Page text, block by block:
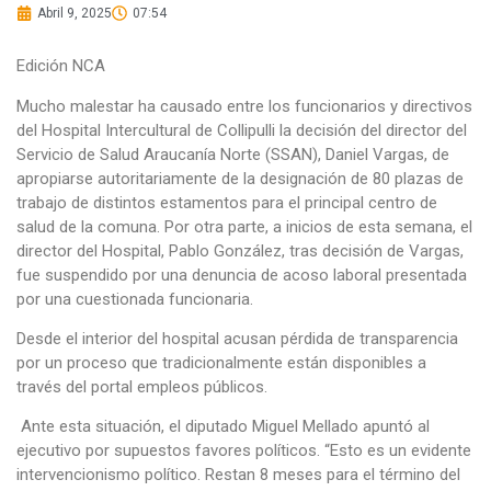
Abril 9, 2025 07:54
Edición NCA
Mucho malestar ha causado entre los funcionarios y directivos
del Hospital Intercultural de Collipulli la decisión del director del
Servicio de Salud Araucanía Norte (SSAN), Daniel Vargas, de
apropiarse autoritariamente de la designación de 80 plazas de
trabajo de distintos estamentos para el principal centro de
salud de la comuna. Por otra parte, a inicios de esta semana, el
director del Hospital, Pablo González, tras decisión de Vargas,
fue suspendido por una denuncia de acoso laboral presentada
por una cuestionada funcionaria.
Desde el interior del hospital acusan pérdida de transparencia
por un proceso que tradicionalmente están disponibles a
través del portal empleos públicos.
Ante esta situación, el diputado Miguel Mellado apuntó al
ejecutivo por supuestos favores políticos. “Esto es un evidente
intervencionismo político. Restan 8 meses para el término del